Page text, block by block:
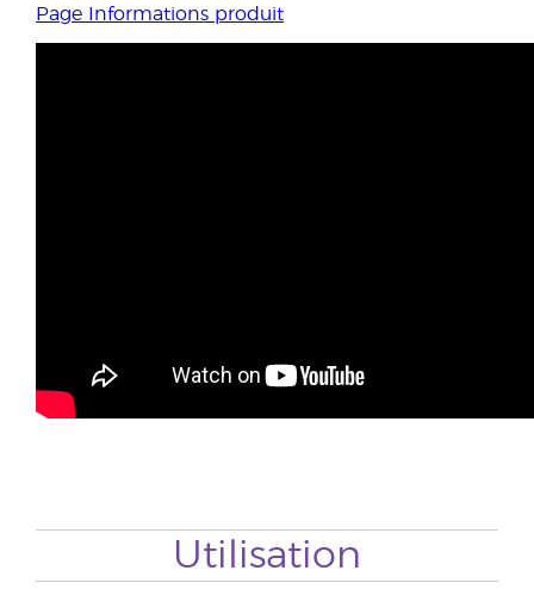
Page Informations produit
Utilisation